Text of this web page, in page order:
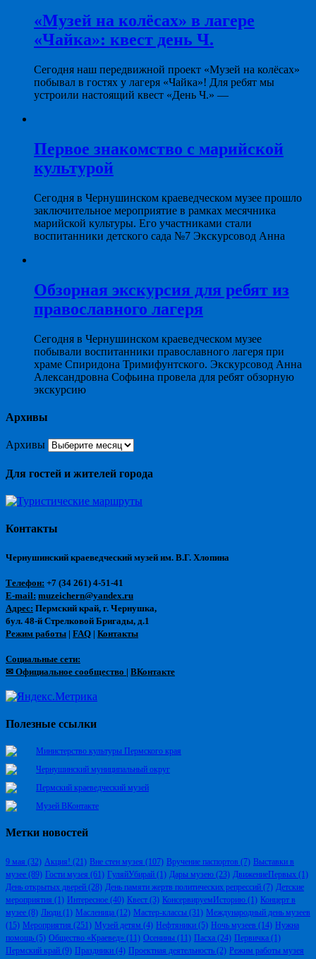
«Музей на колёсах» в лагере
«Чайка»: квест день Ч.
Сегодня наш передвижной проект «Музей на колёсах»
побывал в гостях у лагеря «Чайка»! Для ребят мы
устроили настоящий квест «День Ч.» —
Первое знакомство с марийской
культурой
Сегодня в Чернушинском краеведческом музее прошло
заключительное мероприятие в рамках месячника
марийской культуры. Его участниками стали
воспитанники детского сада №7 Экскурсовод Анна
Обзорная экскурсия для ребят из
православного лагеря
Сегодня в Чернушинском краеведческом музее
побывали воспитанники православного лагеря при
храме Спиридона Тримифунтского. Экскурсовод Анна
Александровна Софьина провела для ребят обзорную
экскурсию
Архивы
Архивы
Для гостей и жителей города
Контакты
Чернушинский краеведческий музей им. В.Г. Хлопина
Телефон: +7 (34 261) 4-51-41
E-mail: muzeichern@yandex.ru
Адрес: Пермский край, г. Чернушка,
бул. 48-й Стрелковой Бригады, д.1
Режим работы | FAQ | Контакты
Социальные сети:
✉ Официальное сообщество | ВКонтакте
Полезные ссылки
Министерство культуры Пермского края
Чернушинский муниципальный округ
Пермский краеведческий музей
Музей ВКонтакте
Метки новостей
9 мая (32) Акция! (21) Вне стен музея (107) Вручение паспортов (7) Выставки в
музее (89) Гости музея (61) ГуляйУбирай (1) Дары музею (23) ДвижениеПервых (1)
День открытых дверей (28) День памяти жертв политических репрессий (7) Детские
мероприятия (1) Интересное (40) Квест (3) КонсервируемИсторию (1) Концерт в
музее (8) Люди (1) Масленица (12) Мастер-классы (31) Международный день музеев
(15) Мероприятия (251) Музей детям (4) Нефтяники (5) Ночь музеев (14) Нужна
помощь (5) Общество «Краевед» (11) Осенины (11) Пасха (24) Первичка (1)
Пермский край (9) Праздники (4) Проектная деятельность (2) Режим работы музея